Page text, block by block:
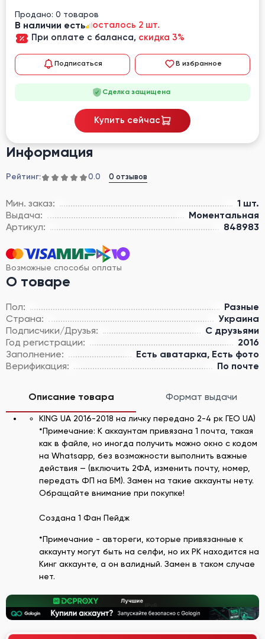
Информация
Рейтинг: 0.0 0 отзывов
Мин. заказ:
1 шт.
Выдача:
Моментальная
Артикул:
848983
Возможные способы оплаты
О товаре
Пол:
Разные
Страна:
Украина
Подписчики/Друзья:
С друзьями
Год регистрации:
2016
Заполнение:
Есть аватарка, Есть фото
Верификация:
По почте
Продано: 0 товаров
В наличии есть
осталось 2 шт.
При оплате с баланса, скидка 3%
Подписаться В избранное
Сделка защищена
Купить сейчас
Описание товара Формат выдачи
KING UA 2016-2018 на личку передано 2-4 рк ГЕО UA)
*Примечание: К аккаунтам привязана 1 почта, такая
как в файле, но иногда получить можно окно с кодом
на Whatsapp, без возможности выполнить важные
действия — (включить 2ФА, изменить почту, номер,
передать ФП на БМ). Замен на такие аккаунты нету.
Обращайте внимание при покупке!
Cоздана 1 Фан Пейдж
*Примечание - автореги, которые привязанные к
аккаунту могут быть на селфи, но их РК находится на
Кинг аккаунте, а он валидный. Замен в таком случае
нет.